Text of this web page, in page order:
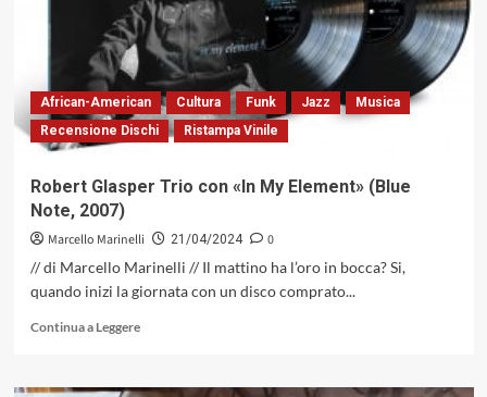
a
base
di
groove
African-American Cultura Funk Jazz
Musica
Recensione Dischi
Ristampa Vinile
Robert Glasper Trio con «In My Element» (Blue
Note, 2007)
Marcello Marinelli 21/04/2024
0
// di Marcello Marinelli // Il mattino ha l’oro in bocca? Si,
quando inizi la giornata con un disco comprato...
Continua a LeggereLeggi
su